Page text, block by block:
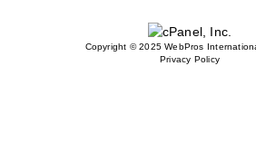
Copyright © 2025 WebPros
Privacy Policy